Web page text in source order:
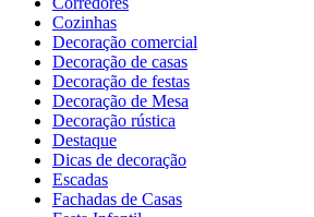
Cozinhas
Decoração comercial
Decoração de casas
Decoração de festas
Decoração de Mesa
Decoração rústica
Destaque
Dicas de decoração
Escadas
Fachadas de Casas